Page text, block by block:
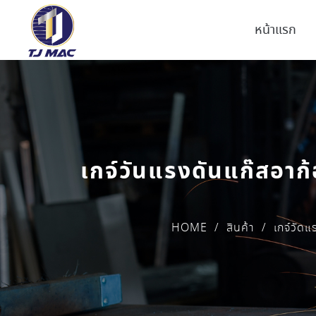
หน้าแรก
เกจ์วันแรงดันแก๊สอา
HOME / สินค้า / เกจ์วัด